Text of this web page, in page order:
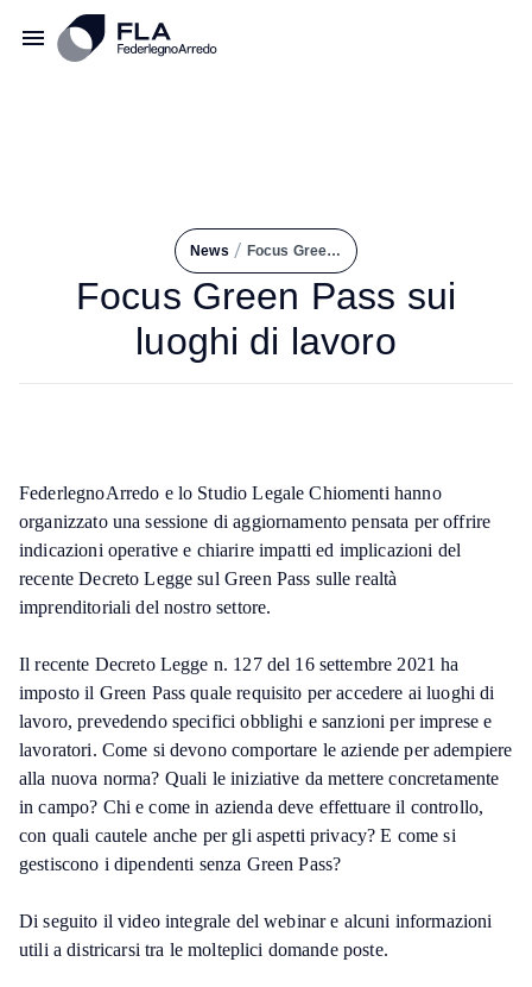
News / Focus Green Pass Sui Luoghi di Lavoro
Focus Green Pass sui
luoghi di lavoro
FederlegnoArredo e lo Studio Legale Chiomenti hanno
organizzato una sessione di aggiornamento pensata per offrire
indicazioni operative e chiarire impatti ed implicazioni del
recente Decreto Legge sul Green Pass sulle realtà
imprenditoriali del nostro settore.
Il recente Decreto Legge n. 127 del 16 settembre 2021 ha
imposto il Green Pass quale requisito per accedere ai luoghi di
lavoro, prevedendo specifici obblighi e sanzioni per imprese e
lavoratori. Come si devono comportare le aziende per adempiere
alla nuova norma? Quali le iniziative da mettere concretamente
in campo? Chi e come in azienda deve effettuare il controllo,
con quali cautele anche per gli aspetti privacy? E come si
gestiscono i dipendenti senza Green Pass?
Di seguito il video integrale del webinar e alcuni informazioni
utili a districarsi tra le molteplici domande poste.